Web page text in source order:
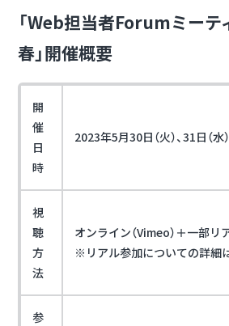
「Web担当者Forumミーテ
春」開催概要
開
催
日
時
2023年5月30日（火）、31日（
視
聴
方
法
オンライン（Vimeo）＋一部リ
※リアル参加についての詳細
参